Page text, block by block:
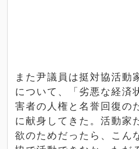
また尹議員は挺対協活動
について、「劣悪な経済
害者の人権と名誉回復の
に献身してきた。活動家
欲のためだったら、こん